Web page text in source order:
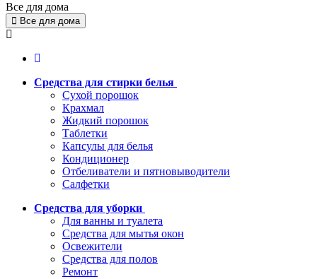
Все для дома
Все для дома
Средства для стирки белья
Сухой порошок
Крахмал
Жидкий порошок
Таблетки
Капсулы для белья
Кондиционер
Отбеливатели и пятновыводители
Салфетки
Средства для уборки
Для ванны и туалета
Средства для мытья окон
Освежители
Средства для полов
Ремонт